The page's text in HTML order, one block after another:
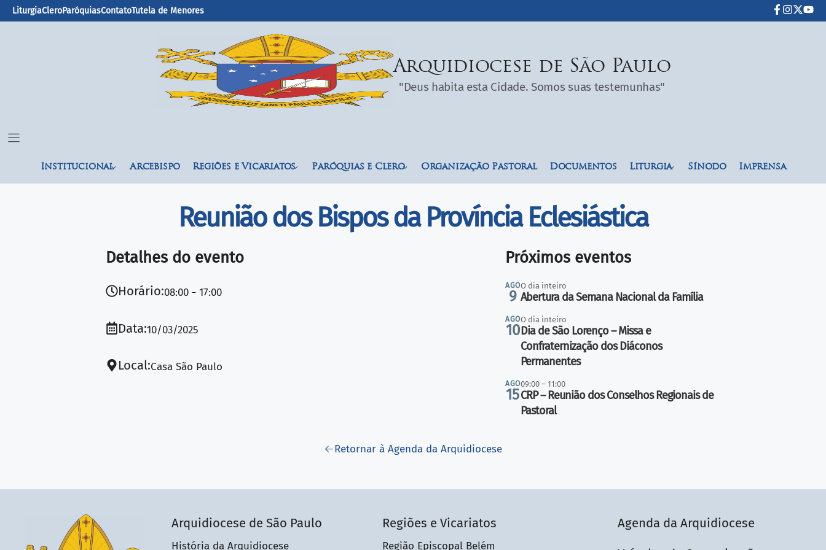
LiturgiaCleroParóquiasContatoTutela de Menores
Arquidiocese de São Paulo
"Deus habita esta Cidade. Somos suas testemunhas"
Institucional Arcebispo Regiões e Vicariatos Paróquias e Clero Organização Pastoral Documentos Liturgia Sínodo Imprensa
Reunião dos Bispos da Província Eclesiástica
Detalhes do evento
Horário:08:00 17:00
Data:10/03/2025
Local:Casa São Paulo
Próximos eventos
AGO
9
O dia inteiro
Abertura da Semana Nacional da Família
AGO
10
O dia inteiro
Dia de São Lorenço – Missa e
Confraternização dos Diáconos
Permanentes
AGO
15
09:00 – 11:00
CRP – Reunião dos Conselhos Regionais de
Pastoral
Retornar à Agenda da Arquidiocese
Arquidiocese de São Paulo
História da Arquidiocese
Regiões e Vicariatos
Região Episcopal Belém
Agenda da Arquidiocese